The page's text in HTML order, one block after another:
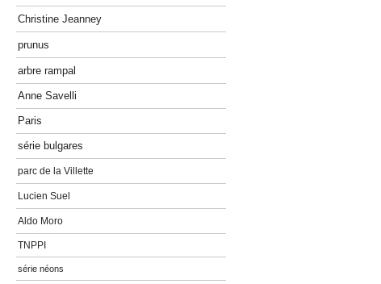
Christine Jeanney
prunus
arbre rampal
Anne Savelli
Paris
série bulgares
parc de la Villette
Lucien Suel
Aldo Moro
TNPPI
série néons